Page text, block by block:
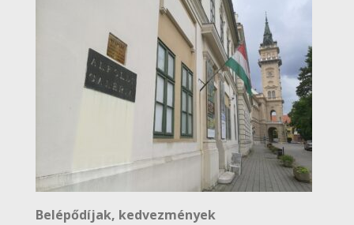
Belépődíjak, kedvezmények